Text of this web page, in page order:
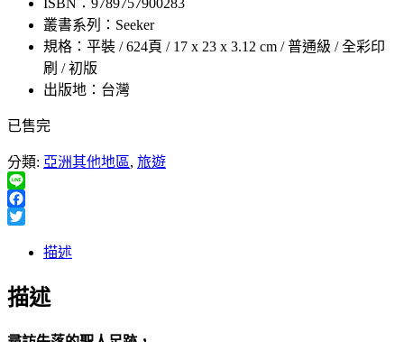
叢書系列：Seeker
規格：平裝 / 624頁 / 17 x 23 x 3.12 cm / 普通級 / 全彩印
刷 / 初版
出版地：台灣
已售完
分類: 亞洲其他地區, 旅遊
Line
Facebook
描述
描述